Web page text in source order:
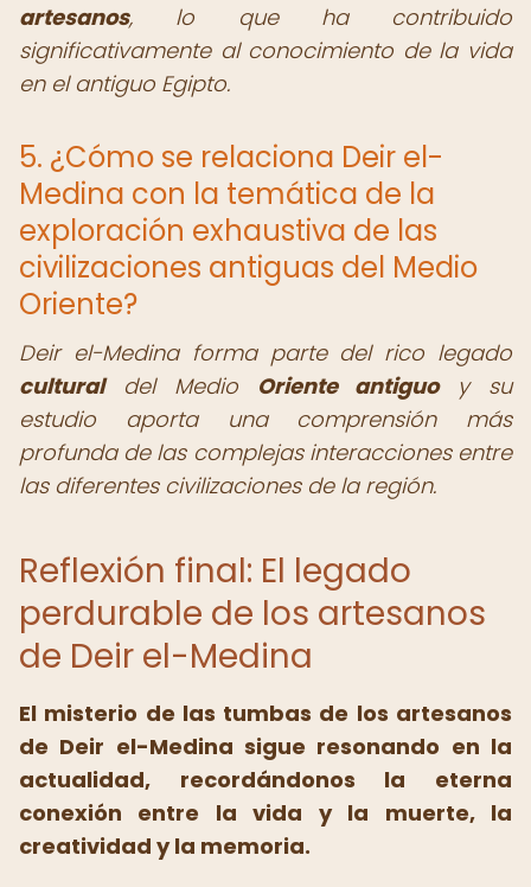
artesanos, lo que ha contribuido
significativamente al conocimiento de la vida
en el antiguo Egipto.
5. ¿Cómo se relaciona Deir el-
Medina con la temática de la
exploración exhaustiva de las
civilizaciones antiguas del Medio
Oriente?
Deir el-Medina forma parte del rico legado
culturaldel Medio Oriente antiguoy su
estudio aporta una comprensión más
profunda de las complejas interacciones entre
las diferentes civilizaciones de la región.
Reflexión final: El legado
perdurable de los artesanos
de Deir el-Medina
El misterio de las tumbas de los artesanos
de Deir el-Medina sigue resonando en la
actualidad, recordándonos la eterna
conexión entre la vida y la muerte, la
creatividad y la memoria.